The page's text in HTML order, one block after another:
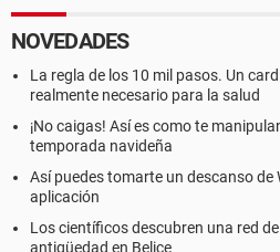
NOVEDADES
La regla de los 10 mil pasos. Un
realmente necesario para la salud
¡No caigas! Así es como te
temporada navideña
Así puedes tomarte un descanso de
aplicación
Los científicos descubren una red
antigüedad en Belice